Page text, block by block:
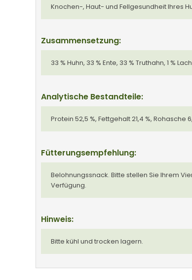
Knochen-, Haut- und Fellgesundheit Ihres
Zusammensetzung:
33 % Huhn, 33 % Ente, 33 % Truthahn, 1 %
Analytische Bestandteile:
Protein 52,5 %, Fettgehalt 21,4 %, Rohasche
Fütterungsempfehlung:
Belohnungssnack. Bitte stellen Sie Ihrem
Verfügung.
Hinweis:
Bitte kühl und trocken lagern.